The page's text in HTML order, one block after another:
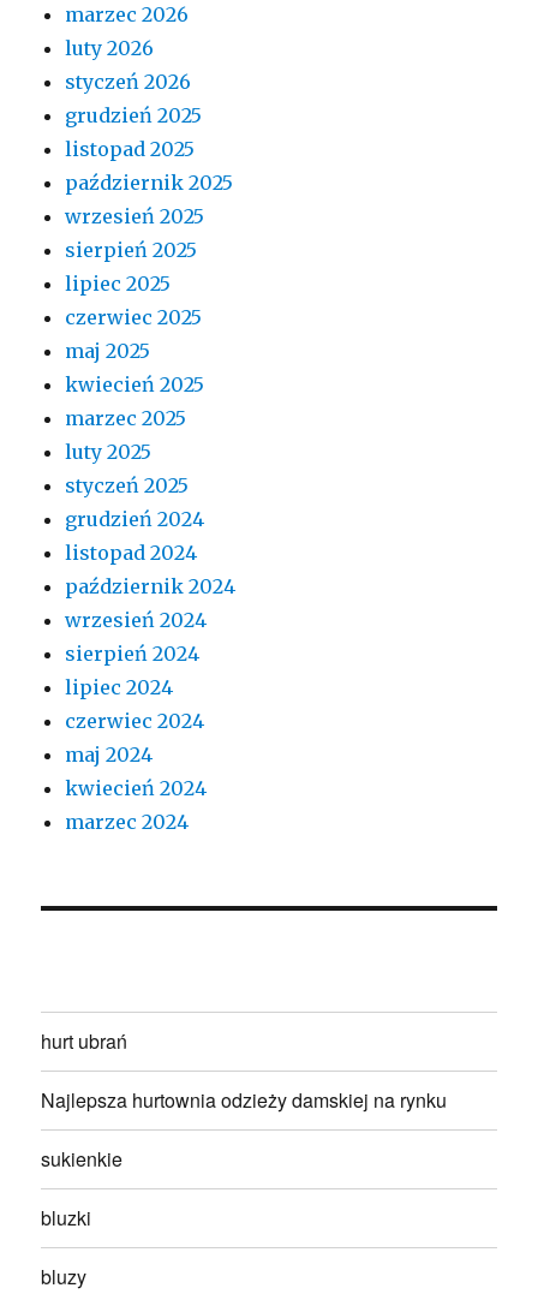
marzec 2026
luty 2026
styczeń 2026
grudzień 2025
listopad 2025
październik 2025
wrzesień 2025
sierpień 2025
lipiec 2025
czerwiec 2025
maj 2025
kwiecień 2025
marzec 2025
luty 2025
styczeń 2025
grudzień 2024
listopad 2024
październik 2024
wrzesień 2024
sierpień 2024
lipiec 2024
czerwiec 2024
maj 2024
kwiecień 2024
marzec 2024
hurt ubrań
Najlepsza hurtownia odzieży damskiej na rynku
sukienkie
bluzki
bluzy